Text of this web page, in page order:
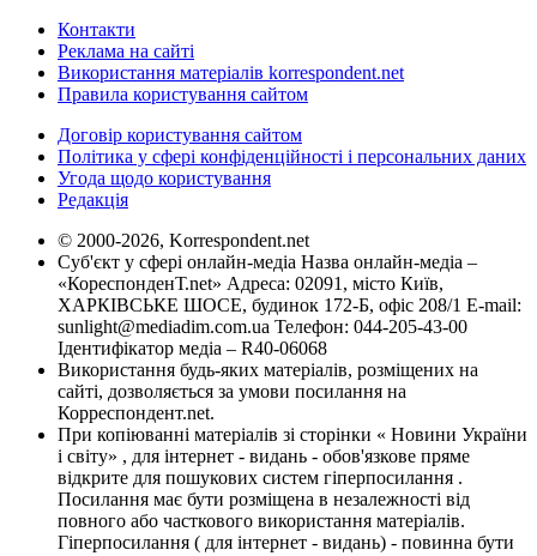
Контакти
Реклама на сайті
Використання матеріалів korrespondent.net
Правила користування сайтом
Договір користування сайтом
Політика у сфері конфіденційності і персональних даних
Угода щодо користування
Редакція
© 2000-2026, Korrespondent.net
Суб'єкт у сфері онлайн-медіа Назва онлайн-медіа –
«КореспонденТ.net» Адреса: 02091, місто Київ,
ХАРКІВСЬКЕ ШОСЕ, будинок 172-Б, офіс 208/1 E-mail:
sunlight@mediadim.com.ua Телефон: 044-205-43-00
Ідентифікатор медіа – R40-06068
Використання будь-яких матеріалів, розміщених на
сайті, дозволяється за умови посилання на
Корреспондент.net.
При копіюванні матеріалів зі сторінки « Новини України
і світу» , для інтернет - видань - обов'язкове пряме
відкрите для пошукових систем гіперпосилання .
Посилання має бути розміщена в незалежності від
повного або часткового використання матеріалів.
Гіперпосилання ( для інтернет - видань) - повинна бути